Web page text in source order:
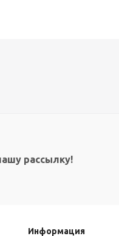
рассылку!
Информация